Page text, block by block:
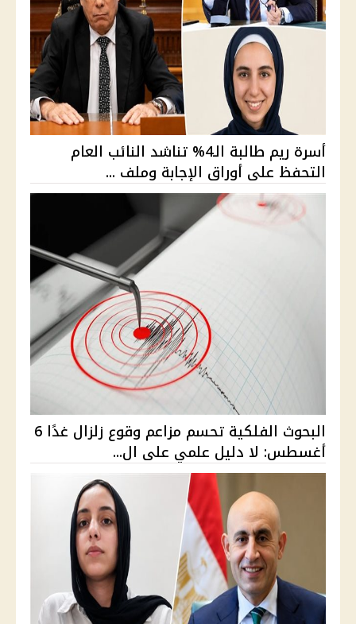
أسرة ريم طالبة الـ4% تناشد النائب العام
التحفظ على أوراق الإجابة وملف ...
البحوث الفلكية تحسم مزاعم وقوع زلزال غدًا 6
أغسطس: لا دليل علمي على ال...